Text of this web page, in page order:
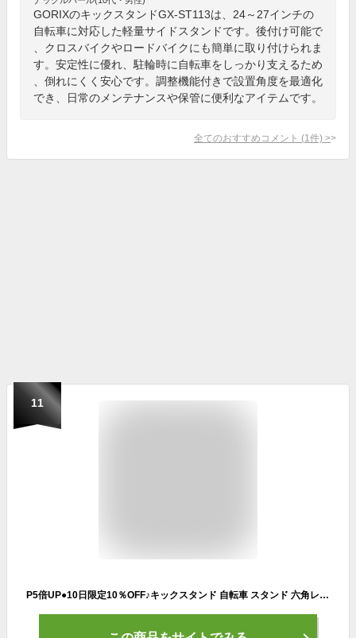
GORIXのキックスタンドGX-ST113は、24～27インチの
自転車に対応した軽量サイドスタンドです。後付け可能で
、クロスバイクやロードバイクにも簡単に取り付けられま
す。安定性に優れ、駐輪時に自転車をしっかり支えるため
、倒れにくく安心です。調整機能付きで設置角度を最適化
でき、日常のメンテナンスや保管に便利なアイテムです。
全てのおすすめコメント (1 件) >
11
P5倍UP●10日限定10％OFF♪キックスタンド 自転車 スタンド 六角レンチ付き 長さ調節可能 Cyfie 軽量 片足 アルミニウム合金製 18インチ~20インチ対応